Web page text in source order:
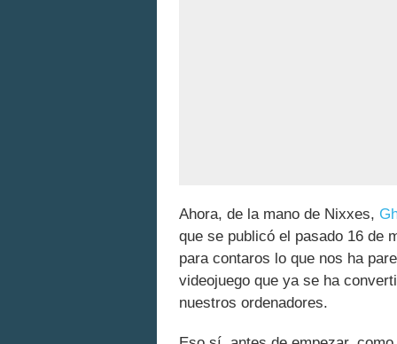
Ahora, de la mano de Nixxes,
que se publicó el pasado 16 de
para contaros lo que nos ha
videojuego que ya se ha
nuestros ordenadores.